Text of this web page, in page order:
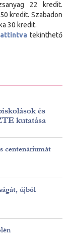
22 kredit.
kredit. Szabadon
30 kredit.
tekinthető
és
kutatása
centenáriumát
újból